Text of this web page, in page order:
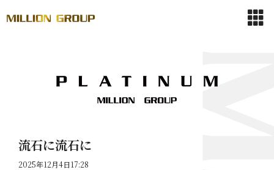
流石に流石に
2025年12月4日17:28